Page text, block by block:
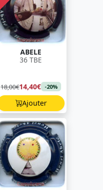
ABELE
36 TBE
18,00€14,40€ -20%
Ajouter